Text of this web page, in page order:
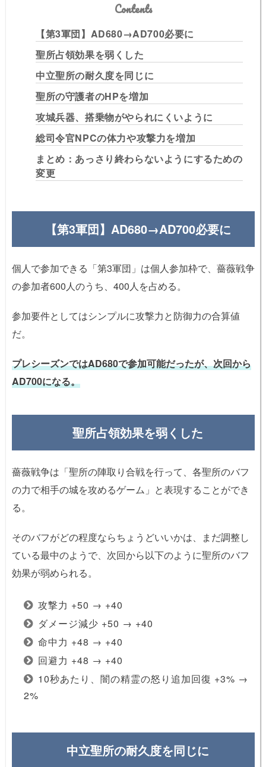
Contents
【第3軍団】AD680→AD700必要に
聖所占領効果を弱くした
中立聖所の耐久度を同じに
聖所の守護者のHPを増加
攻城兵器、搭乗物がやられにくいように
総司令官NPCの体力や攻撃力を増加
まとめ：あっさり終わらないようにするための
変更
【第3軍団】AD680→AD700必要に
個人で参加できる「第3軍団」は個人参加枠で、薔薇戦争
の参加者600人のうち、400人を占める。
参加要件としてはシンプルに攻撃力と防御力の合算値
だ。
プレシーズンではAD680で参加可能だったが、次回から
AD700になる。
聖所占領効果を弱くした
薔薇戦争は「聖所の陣取り合戦を行って、各聖所のバフ
の力で相手の城を攻めるゲーム」と表現することができ
る。
そのバフがどの程度ならちょうどいいかは、まだ調整し
ている最中のようで、次回から以下のように聖所のバフ
効果が弱められる。
攻撃力 +50 → +40
ダメージ減少 +50 → +40
命中力 +48 → +40
回避力 +48 → +40
10秒あたり、闇の精霊の怒り追加回復 +3% →
2%
中立聖所の耐久度を同じに